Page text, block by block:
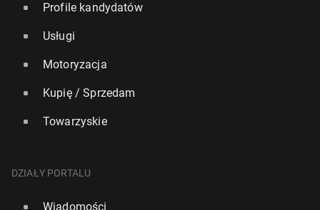
Rajdowe MŚ: Od sezonu 2027 wraca runda w Wiel­
kiej Bry­ta­nii
24 marca, 08:30
Profile kandydatów
Usługi
Motoryzacja
Kupię / Sprzedam
Towarzyskie
DZIAŁY PORTALU
Wiadomości